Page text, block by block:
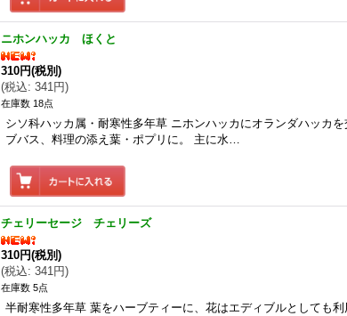
ニホンハッカ ほくと
310円(税別)
(税込: 341円)
在庫数 18点
シソ科ハッカ属・耐寒性多年草 ニホンハッカにオランダハッカ
ブバス、料理の添え葉・ポプリに。 主に水…
チェリーセージ チェリーズ
310円(税別)
(税込: 341円)
在庫数 5点
半耐寒性多年草 葉をハーブティーに、花はエディブルとしても